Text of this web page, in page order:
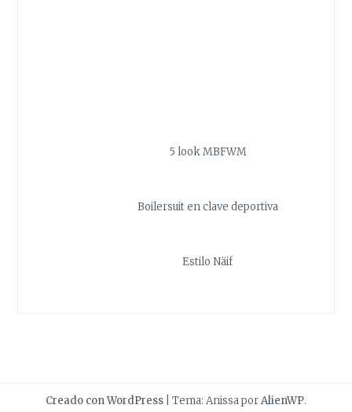
5 look MBFWM
Boilersuit en clave deportiva
Estilo Näif
Creado con WordPress Tema: Anissa porAlienWP.